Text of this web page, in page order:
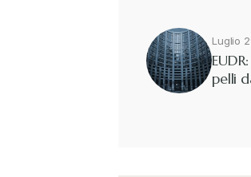
Fisco e tributi
Guide e Manuali
Luglio
pelli